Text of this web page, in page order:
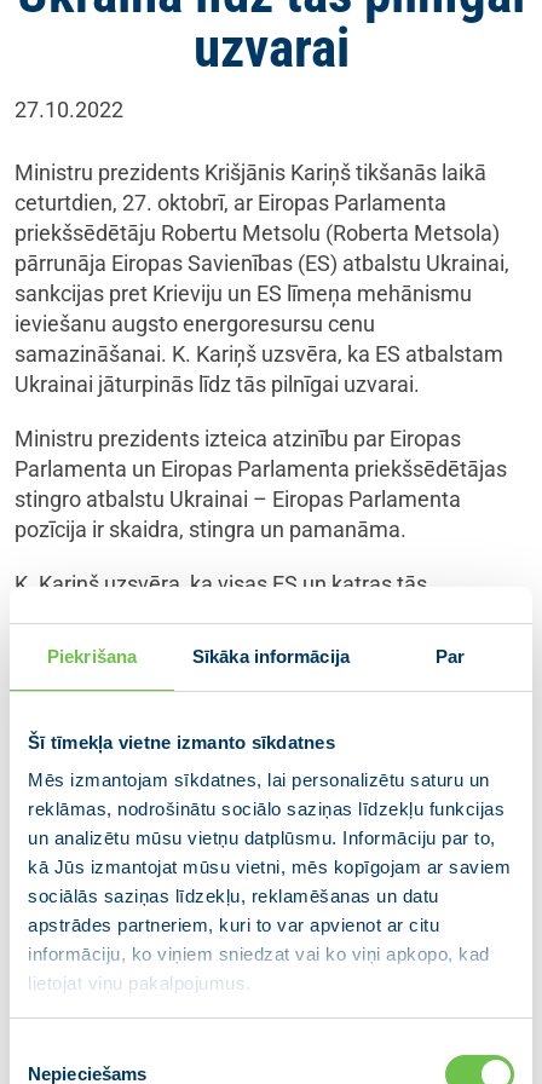
Piekrišana Sīkāka informācija Par
Šī tīmekļa vietne izmanto sīkdatnes
Mēs izmantojam sīkdatnes, lai personalizētu saturu un
reklāmas, nodrošinātu sociālo saziņas līdzekļu funkcijas
un analizētu mūsu vietņu datplūsmu. Informāciju par to,
kā Jūs izmantojat mūsu vietni, mēs kopīgojam ar saviem
sociālās saziņas līdzekļu, reklamēšanas un datu
apstrādes partneriem, kuri to var apvienot ar citu
informāciju, ko viņiem sniedzat vai ko viņi apkopo, kad
lietojat viņu pakalpojumus.
izvēle
Nepieciešams
uzvarai
27.10.2022
Ministru prezidents Krišjānis Kariņš tikšanās laikā
ceturtdien, 27. oktobrī, ar Eiropas Parlamenta
priekšsēdētāju Robertu Metsolu (Roberta Metsola)
pārrunāja Eiropas Savienības (ES) atbalstu Ukrainai,
sankcijas pret Krieviju un ES līmeņa mehānismu
ieviešanu augsto energoresursu cenu
samazināšanai. K. Kariņš uzsvēra, ka ES atbalstam
Ukrainai jāturpinās līdz tās pilnīgai uzvarai.
Ministru prezidents izteica atzinību par Eiropas
Parlamenta un Eiropas Parlamenta priekšsēdētājas
stingro atbalstu Ukrainai – Eiropas Parlamenta
pozīcija ir skaidra, stingra un pamanāma.
K. Kariņš uzsvēra, ka visas ES un katras tās
pilnīgai uzvarai – Latvija līdz šim ir sniegusi visa veida
atbalstu vairāk nekā 320 miljonu eiro apmērā, kas
Lai sauktu Krievijas režīmu pie atbildības,
nepieciešama ES līmeņa vienošanās par īpaša
tribunāla izveidi Krievijas kara noziegumu
izmeklēšanai un tiesāšanai, kā arī ir pret to
ieviešamas jaunas sankcijas.
Pārrunājot jautājumus par augstajām energoresursu
cenām un dabasgāzes pieejamību ES, Ministru
prezidents uzsvēra, ka pagājušajā nedēļā
Eiropadomē panākta vienošanās par vienotiem